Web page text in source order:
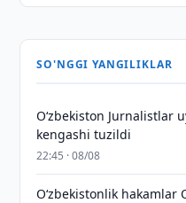
SO'NGGI YANGILIKLAR
O‘zbekiston Jurnalistlar
kengashi tuzildi
22:45 · 08/08
O‘zbekistonlik hakamlar